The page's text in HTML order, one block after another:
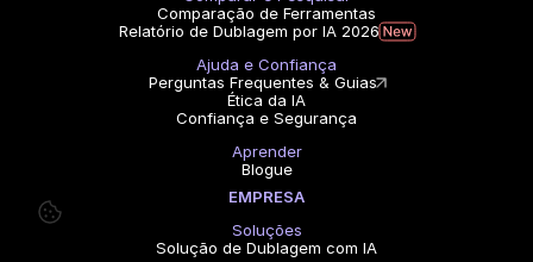
Comparação de Ferramentas
Relatório de Dublagem por IA 2026
Ajuda e Confiança
Perguntas Frequentes & Guias
Ética da IA
Confiança e Segurança
Aprender
Blogue
EMPRESA
Soluções
Solução de Dublagem com IA